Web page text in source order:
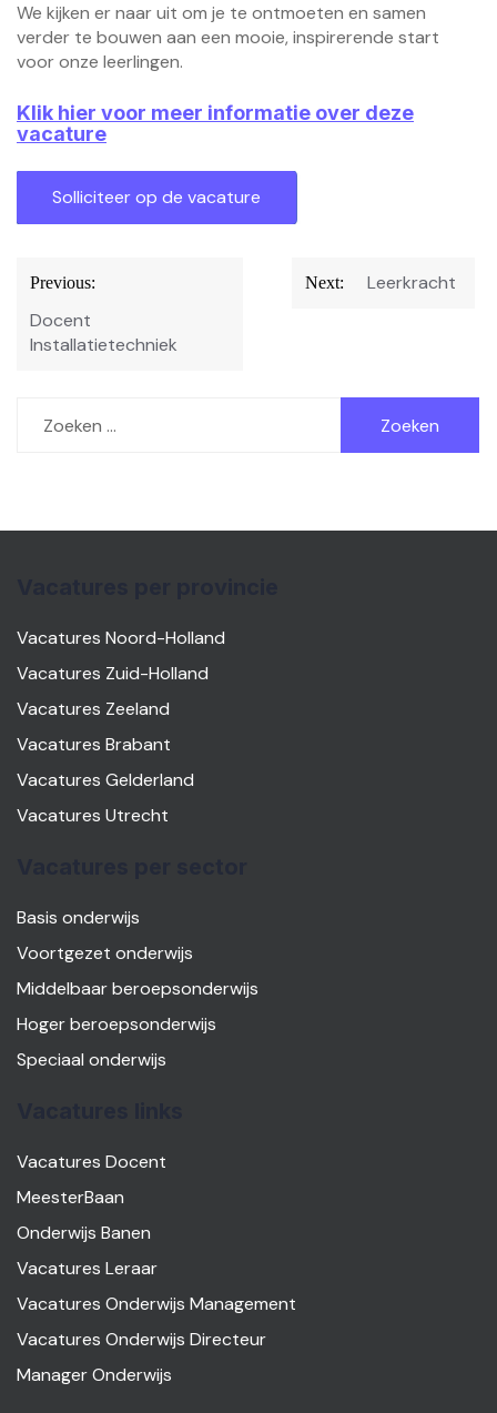
We kijken er naar uit om je te ontmoeten en samen
verder te bouwen aan een mooie, inspirerende start
voor onze leerlingen.
Klik hier voor meer informatie over deze
vacature
Bericht
navigatie
Previous:
Docent
Installatietechniek
Next: Leerkracht
naar:
Vacatures Noord-Holland
Vacatures Zuid-Holland
Vacatures Zeeland
Vacatures Brabant
Vacatures Gelderland
Vacatures Utrecht
Basis onderwijs
Voortgezet onderwijs
Middelbaar beroepsonderwijs
Hoger beroepsonderwijs
Speciaal onderwijs
Vacatures Docent
MeesterBaan
Onderwijs Banen
Vacatures Leraar
Vacatures Onderwijs Management
Vacatures Onderwijs Directeur
Manager Onderwijs